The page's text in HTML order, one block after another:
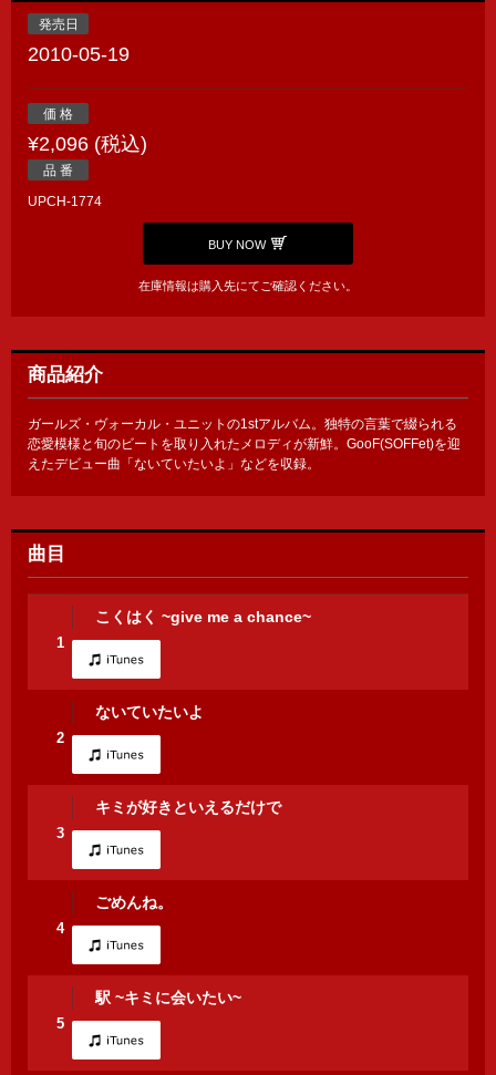
発売日
2010-05-19
価 格
¥2,096 (税込)
品 番
UPCH-1774
BUY NOW
在庫情報は購入先にてご確認ください。
商品紹介
ガールズ・ヴォーカル・ユニットの1stアルバム。独特の言葉で綴られる
恋愛模様と旬のビートを取り入れたメロディが新鮮。GooF(SOFFet)を迎
えたデビュー曲「ないていたいよ」などを収録。
曲目
1
こくはく ~give me a chance~
2
ないていたいよ
3
キミが好きといえるだけで
4
ごめんね。
5
駅 ~キミに会いたい~